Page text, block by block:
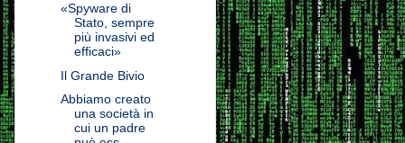
«Spyware di
Stato, sempre
più invasivi ed
efficaci»
Il Grande Bivio
Abbiamo creato
una società in
cui un padre